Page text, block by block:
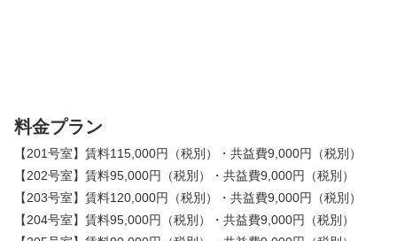
料金プラン
【201号室】賃料115,000円（税別）・共益費9,000円（税別）
【202号室】賃料95,000円（税別）・共益費9,000円（税別）
【203号室】賃料120 ,000円（税別）・共益費9,000円（税別）
【204号室】賃料95,000円（税別）・共益費9,000円（税別）